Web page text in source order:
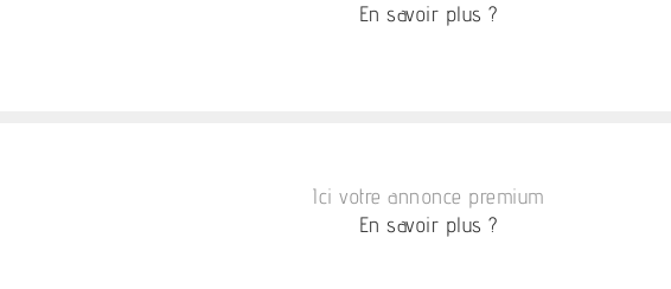
En savoir plus ?
Ici votre annonce premium
En savoir plus ?